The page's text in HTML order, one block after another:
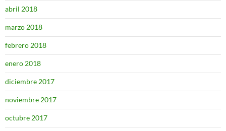
abril 2018
marzo 2018
febrero 2018
enero 2018
diciembre 2017
noviembre 2017
octubre 2017